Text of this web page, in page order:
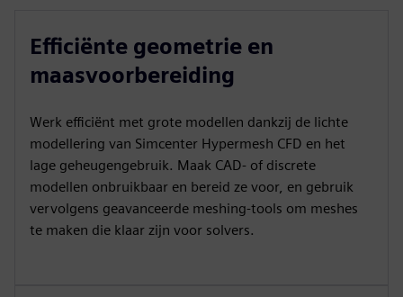
Efficiënte geometrie en
maasvoorbereiding
Werk efficiënt met grote modellen dankzij de lichte
modellering van Simcenter Hypermesh CFD en het
lage geheugengebruik. Maak CAD- of discrete
modellen onbruikbaar en bereid ze voor, en gebruik
vervolgens geavanceerde meshing-tools om meshes
te maken die klaar zijn voor solvers.